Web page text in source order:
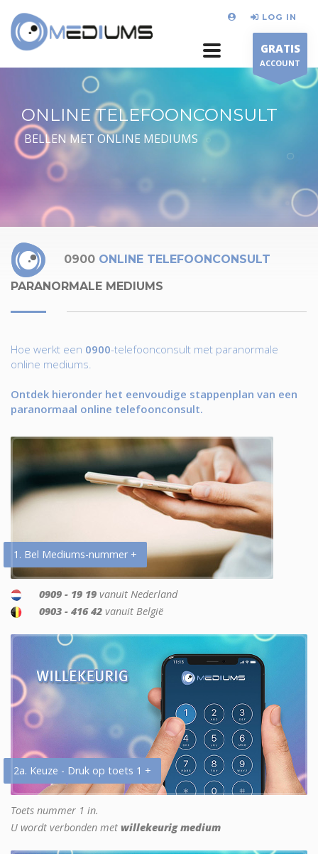
LOG IN
GRATIS
ACCOUNT
ONLINE TELEFOONCONSULT
BELLEN MET ONLINE MEDIUMS
0900 ONLINE TELEFOONCONSULT
PARANORMALE MEDIUMS
Hoe werkt een 0900-telefoonconsult met paranormale
online mediums.
Ontdek hieronder het eenvoudige stappenplan van een
paranormaal online telefoonconsult.
1. Bel Mediums-nummer +
0909 - 19 19 vanuit Nederland
0903 - 416 42 vanuit België
2a. Keuze - Druk op toets 1 +
Toets nummer 1 in.
U wordt verbonden met willekeurig medium